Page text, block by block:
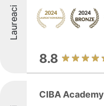
Laureaci
8.8
CIBA Academy